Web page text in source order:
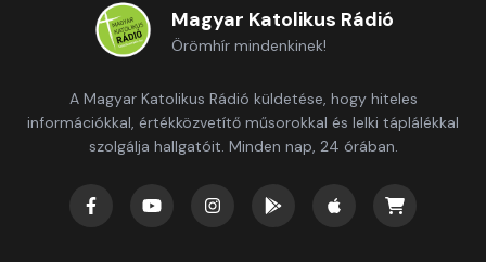
Magyar Katolikus Rádió
Örömhír mindenkinek!
A Magyar Katolikus Rádió küldetése, hogy hiteles
információkkal, értékközvetítő műsorokkal és lelki táplálékkal
szolgálja hallgatóit. Minden nap, 24 órában.